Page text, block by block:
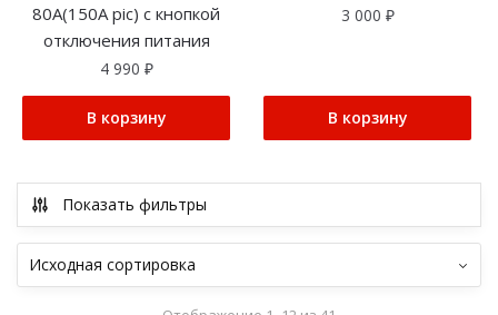
80A(150A pic) с кнопкой
отключения питания
4 990 ₽
В корзину
3 000 ₽
В корзину
Показать фильтры